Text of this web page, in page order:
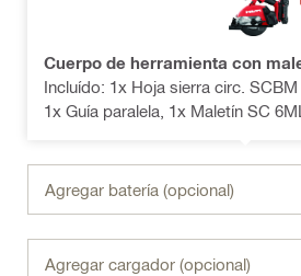
Cuerpo de herramienta con
Incluído: 1x Hoja sierra circ.
1x Guía paralela, 1x Maletín SC
Agregar batería (opcional)
Agregar cargador (opcional)